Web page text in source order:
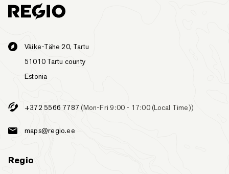
Väike-Tähe 20, Tartu
51010 Tartu county
Estonia
+372 5566 7787 (Mon-Fri 9:00 - 17:00 (Local Time))
maps@regio.ee
Regio